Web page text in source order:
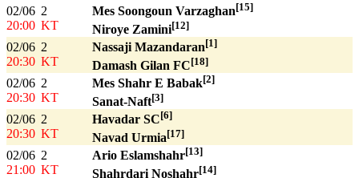
02/06
20:00
2
KT
Mes Soongoun Varzaghan[15]
Niroye Zamini[12]
02/06
20:30
2
KT
Nassaji Mazandaran[1]
Damash Gilan FC[18]
02/06
20:30
2
KT
Mes Shahr E Babak[2]
Sanat-Naft[3]
02/06
20:30
2
KT
Havadar SC[6]
Navad Urmia[17]
02/06
21:00
2
KT
Ario Eslamshahr[13]
Shahrdari Noshahr[14]